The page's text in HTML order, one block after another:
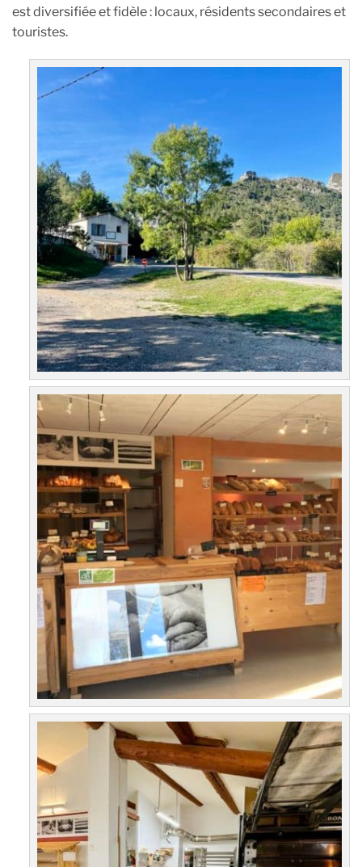
est diversifiée et fidèle : locaux, résidents secondaires et
touristes.